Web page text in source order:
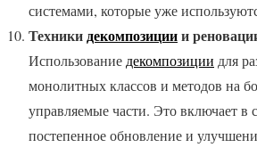
системами, которые уже
Техникидекомпозициии
Использованиедекомпозиции для
монолитных классов и методов на
управляемые части. Это включает в
постепенное обновление и